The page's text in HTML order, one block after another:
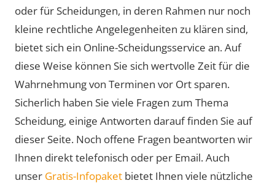
oder für Scheidungen, in deren Rahmen nur noch
kleine rechtliche Angelegenheiten zu klären sind,
bietet sich ein Online-Scheidungsservice an. Auf
diese Weise können Sie sich wertvolle Zeit für die
Wahrnehmung von Terminen vor Ort sparen.
Sicherlich haben Sie viele Fragen zum Thema
Scheidung, einige Antworten darauf finden Sie auf
dieser Seite. Noch offene Fragen beantworten wir
Ihnen direkt telefonisch oder per Email. Auch
unser Gratis-Infopaket bietet Ihnen viele nützliche